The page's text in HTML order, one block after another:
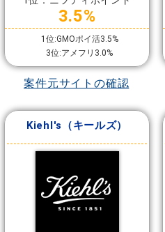
3.5%
1位:GMOポイ活3.5%
3位:アメフリ3.0%
案件元サイトの確認
Kiehl's（キールズ）